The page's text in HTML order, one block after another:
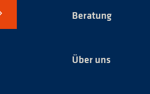
Beratung
Über uns